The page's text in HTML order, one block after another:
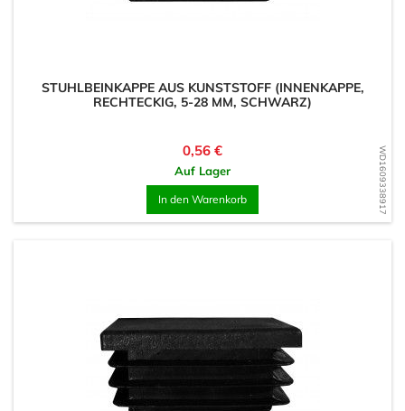
WD1609338917
STUHLBEINKAPPE AUS KUNSTSTOFF (INNENKAPPE,
RECHTECKIG, 5-28 MM, SCHWARZ)
Preis
0,56 €
Auf Lager
In den Warenkorb